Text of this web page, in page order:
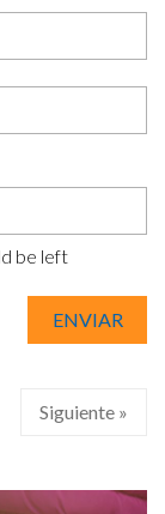
be left
Siguiente »